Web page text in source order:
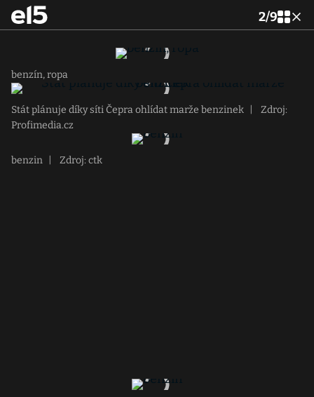
2/9
benzín, ropa
Stát plánuje díky síti Čepra ohlídat marže benzinek
Zdroj:
Profimedia.cz
benzin Zdroj: ctk